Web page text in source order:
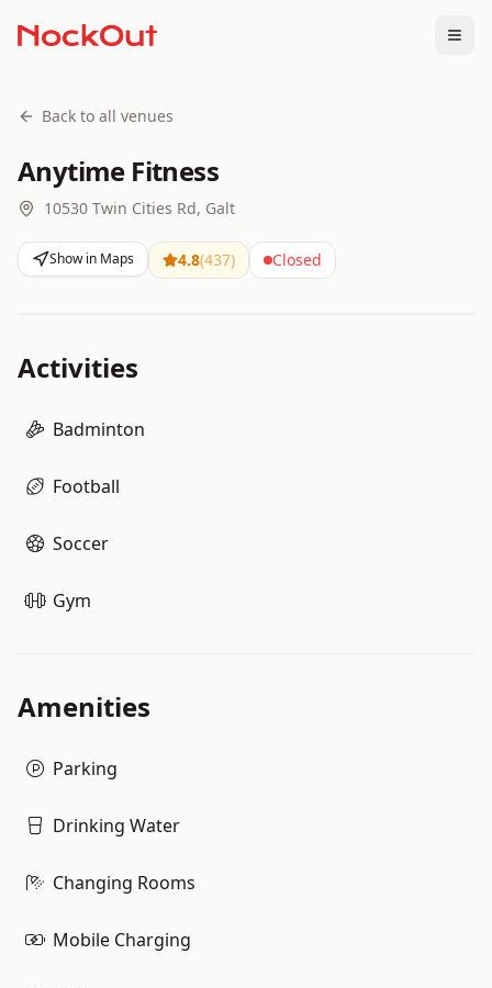
Back to all venues
Anytime Fitness
10530 Twin Cities Rd, Galt
Show in Maps 4.8(437) Closed
Activities
Badminton
Football
Soccer
Gym
Amenities
Parking
Drinking Water
Changing Rooms
Mobile Charging